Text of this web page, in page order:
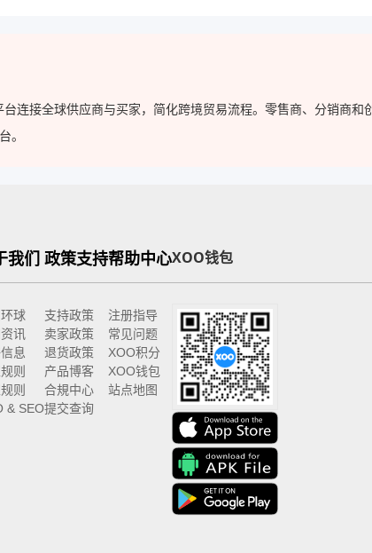
连接全球供应商与买家，简化跨境贸易流程。零售商、分销商和
。
我们
球
讯
息
则
则
& SEO
政策支持
支持政策
卖家政策
退货政策
产品博客
合規中心
提交查询
帮助中心
注册指导
常见问题
XOO积分
XOO钱包
站点地图
XOO钱包